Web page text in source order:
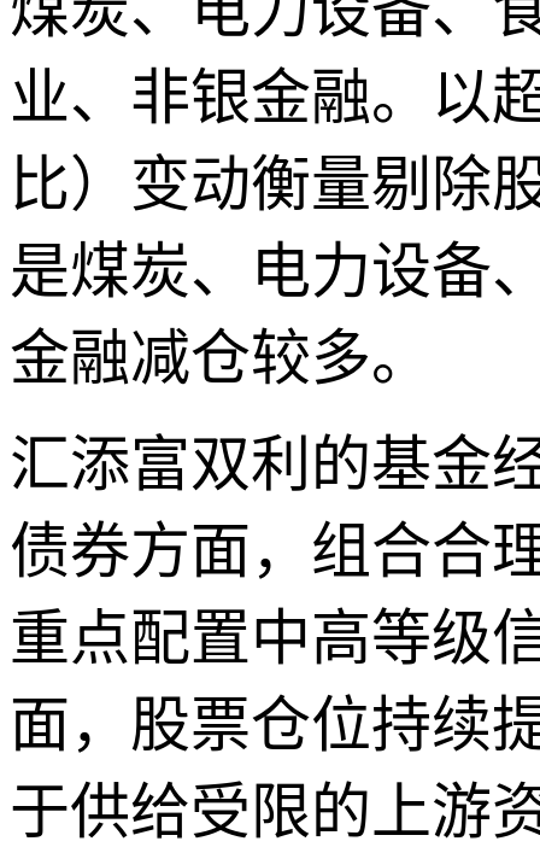
业、非银金融。以
比）变动衡量剔除
是煤炭、电力设备
金融减仓较多。
汇添富双利的基金
债券方面，组合合
重点配置中高等级
面，股票仓位持续
于供给受限的上游